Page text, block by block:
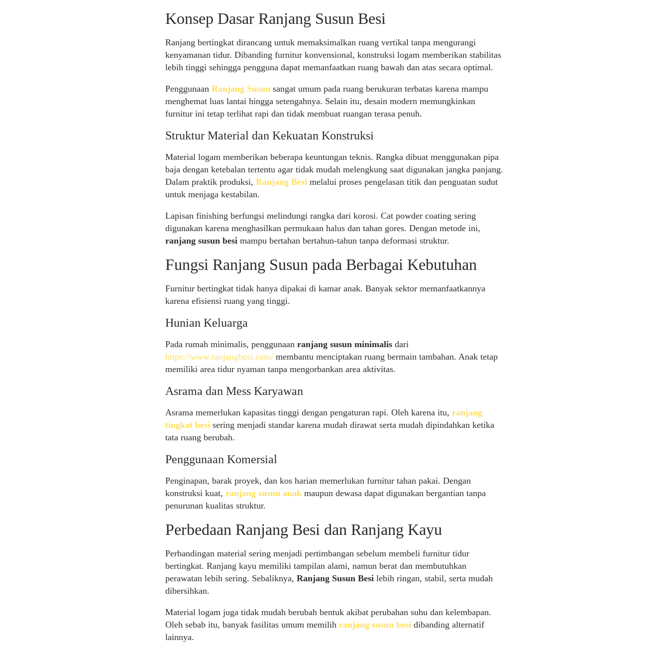
Konsep Dasar Ranjang Susun Besi
Ranjang bertingkat dirancang untuk memaksimalkan ruang vertikal tanpa mengurangi
kenyamanan tidur. Dibanding furnitur konvensional, konstruksi logam memberikan stabilitas
lebih tinggi sehingga pengguna dapat memanfaatkan ruang bawah dan atas secara optimal.
Penggunaan Ranjang Susun sangat umum pada ruang berukuran terbatas karena mampu
menghemat luas lantai hingga setengahnya. Selain itu, desain modern memungkinkan
furnitur ini tetap terlihat rapi dan tidak membuat ruangan terasa penuh.
Struktur Material dan Kekuatan Konstruksi
Material logam memberikan beberapa keuntungan teknis. Rangka dibuat menggunakan pipa
baja dengan ketebalan tertentu agar tidak mudah melengkung saat digunakan jangka panjang.
Dalam praktik produksi, Ranjang Besi melalui proses pengelasan titik dan penguatan sudut
untuk menjaga kestabilan.
Lapisan finishing berfungsi melindungi rangka dari korosi. Cat powder coating sering
digunakan karena menghasilkan permukaan halus dan tahan gores. Dengan metode ini,
ranjang susun besi mampu bertahan bertahun-tahun tanpa deformasi struktur.
Fungsi Ranjang Susun pada Berbagai Kebutuhan
Furnitur bertingkat tidak hanya dipakai di kamar anak. Banyak sektor memanfaatkannya
karena efisiensi ruang yang tinggi.
Hunian Keluarga
Pada rumah minimalis, penggunaan ranjang susun minimalis dari
https://www.ranjangbesi.com/ membantu menciptakan ruang bermain tambahan. Anak tetap
memiliki area tidur nyaman tanpa mengorbankan area aktivitas.
Asrama dan Mess Karyawan
Asrama memerlukan kapasitas tinggi dengan pengaturan rapi. Oleh karena itu, ranjang
tingkat besi sering menjadi standar karena mudah dirawat serta mudah dipindahkan ketika
tata ruang berubah.
Penggunaan Komersial
Penginapan, barak proyek, dan kos harian memerlukan furnitur tahan pakai. Dengan
konstruksi kuat, ranjang susun anak maupun dewasa dapat digunakan bergantian tanpa
penurunan kualitas struktur.
Perbedaan Ranjang Besi dan Ranjang Kayu
Perbandingan material sering menjadi pertimbangan sebelum membeli furnitur tidur
bertingkat. Ranjang kayu memiliki tampilan alami, namun berat dan membutuhkan
perawatan lebih sering. Sebaliknya, Ranjang Susun Besi lebih ringan, stabil, serta mudah
dibersihkan.
Material logam juga tidak mudah berubah bentuk akibat perubahan suhu dan kelembapan.
Oleh sebab itu, banyak fasilitas umum memilih ranjang susun besi dibanding alternatif
lainnya.